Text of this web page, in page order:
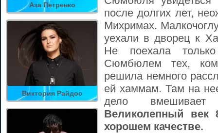
Аза Петренко
Виктория Райдос
после долгих лет,
Михримах.
уехали в дворец к
Не поехала
Сюмбюлем тех,
решила немного
ей хаммам. Там на
дело
Великолепный век
хорошем качестве.